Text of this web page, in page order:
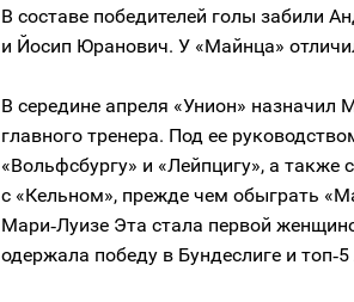
В составе победителей голы забили
и Йосип Юранович. У «Майнца»
В середине апреля «Унион» назначил
главного тренера. Под ее
«Вольфсбургу» и «Лейпцигу», а также
с «Кельном», прежде чем обыграть
Мари‑Луизе Эта стала первой
одержала победу в Бундеслиге и